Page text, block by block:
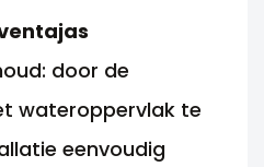
door de
wateroppervlak te
eenvoudig